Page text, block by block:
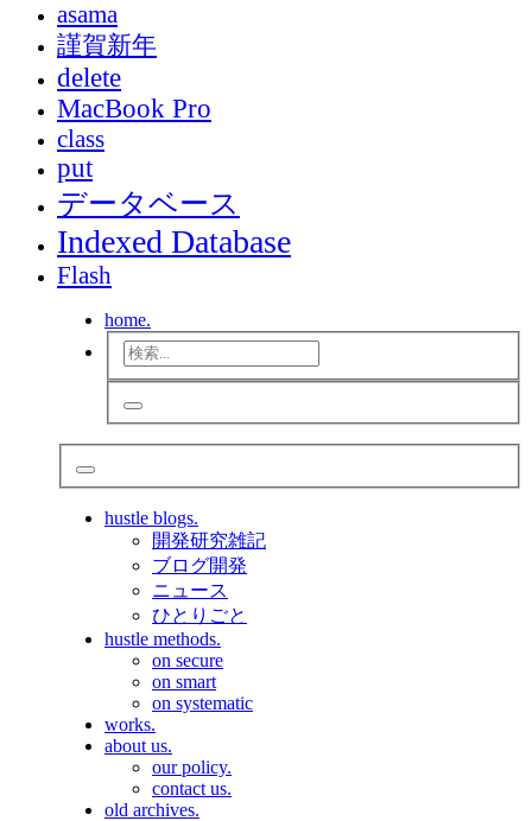
asama
謹賀新年
delete
MacBook Pro
class
put
データベース
Indexed Database
Flash
home.
hustle blogs.
開発研究雑記
ブログ開発
ニュース
ひとりごと
hustle methods.
on secure
on smart
on systematic
works.
about us.
our policy.
contact us.
old archives.